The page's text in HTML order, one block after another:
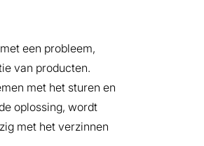
een probleem,
van producten.
met het sturen en
oplossing, wordt
met het verzinnen